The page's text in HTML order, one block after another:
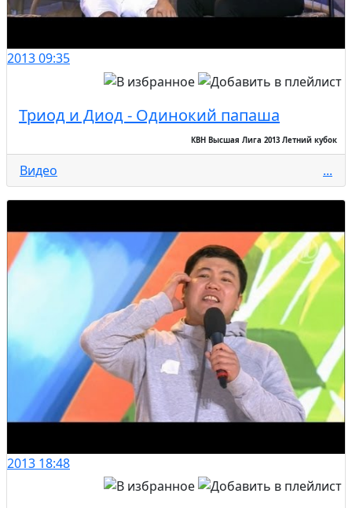
201309:35
Триод и Диод - Одинокий папаша
КВН Высшая Лига 2013 Летний кубок
Видео ...
2013 18:48